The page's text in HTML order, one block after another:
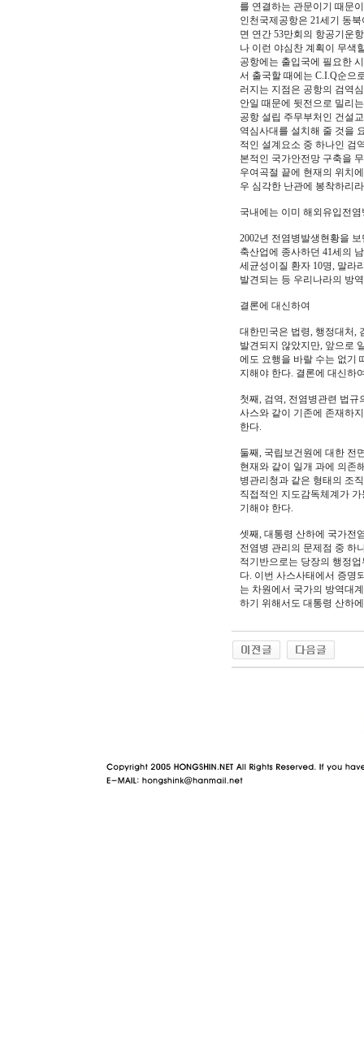
를 연결하는 관문이기 때문
인천국제공항은 21세기 동
면 연간 53만회의 항공기운
나 이런 야심찬 계획이 무색
공항에는 출입국에 필요한
서 출국할 때에는 C.I.Q순으
러지는 지점은 공항의 검역
안일 때문에 뒷전으로 밀리
공항 설립 주무부처인 건설
역심사대를 설치해 줄 것을
적인 설계요소 중 하나인 검
본적인 국가안전망 구축을
우여곡절 끝에 현재의 위치
우 심각한 난관에 봉착하리
국내에는 이미 해외유입전
2002년 전염병발생현황을
축산업에 종사하던 41세의
세균성이질 환자 10명, 말라
발견되는 등 우리나라의 방
결론에 대신하여
대한민국은 법령, 행정대처,
발견되지 않았지만, 앞으로
에도 요행을 바랄 수는 없기
지해야 한다. 결론에 대신하
첫째, 검역, 전염병관련 법규
사스와 같이 기존에 존재하
한다.
둘째, 국립보건원에 대한 전
현재와 같이 일개 과에 의존
병관리청과 같은 형태의 조
직접적인 지도감독체계가
기해야 한다.
셋째, 대통령 산하에 국가전
전염병 관리의 문제점 중 하
적기반으로는 당장의 행정
다. 이번 사스사태에서 증명
는 차원에서 국가의 방역대
하기 위해서도 대통령 산하